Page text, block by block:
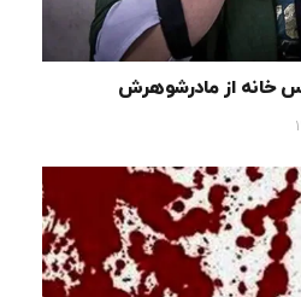
خانه از مادرشوهرش